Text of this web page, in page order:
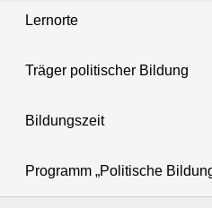
Lernorte
Träger politischer Bildung
Bildungszeit
Programm „Politische